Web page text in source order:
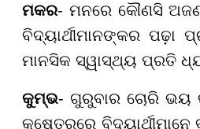
ମକର- ମନରେ କୌଣସି
ବିଦ୍ୟାର୍ଥୀମାନଙ୍କର
ମାନସିକ ସ୍ୱାସ୍ଥ୍ୟ ପ୍ରତି
କୁମ୍ଭ- ଗୁରୁବାର ଚୋରି ଭୟ
କ୍ଷେତ୍ରରେ